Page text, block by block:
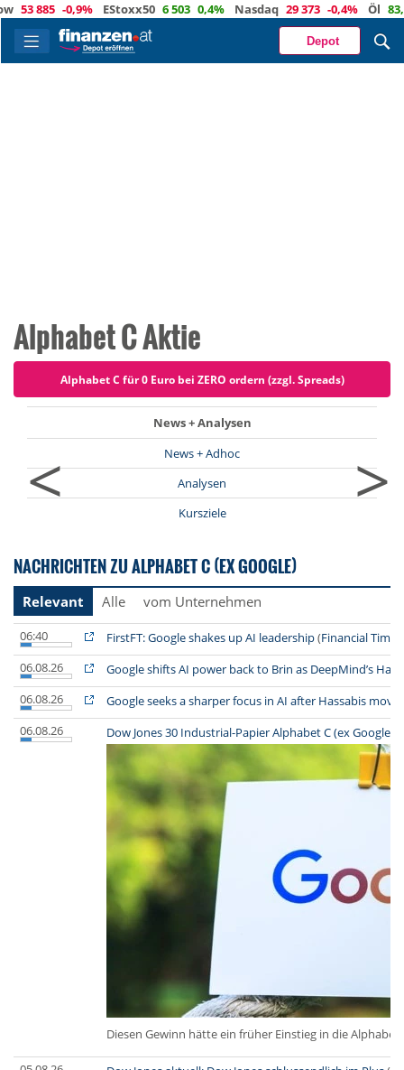
-0,9% EStoxx50 6 503 0,4% Nasdaq 29 373 -0,4% Öl 83,5 1,2%
Depot
Alphabet C Aktie
Alphabet C für 0 Euro bei ZERO ordern (zzgl. Spreads)
<
News + Analysen
News + Adhoc
Analysen
Kursziele
>
NACHRICHTEN ZU ALPHABET C (EX GOOGLE)
Relevant Alle vom Unternehmen
06:40 FirstFT: Google shakes up AI leadership(Financial Times
06.08.26
Google shifts AI power back to Brin as DeepMind’s
06.08.26
Google seeks a sharper focus in AI after Hassabis move
06.08.26
Dow Jones 30 Industrial-Papier Alphabet C (ex
Diesen Gewinn hätte ein früher Einstieg in die Alphabet